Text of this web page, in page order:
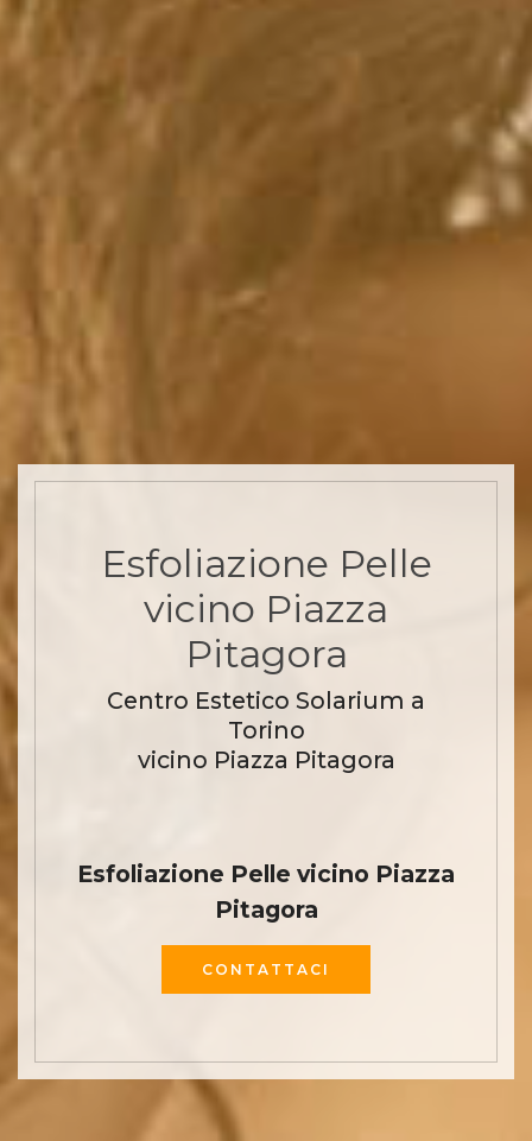
Esfoliazione Pelle
vicino Piazza
Pitagora
Centro Estetico Solarium a
Torino
vicino Piazza Pitagora
Esfoliazione Pelle vicino Piazza
Pitagora
CONTATTACI